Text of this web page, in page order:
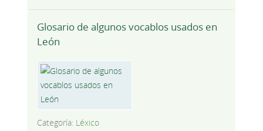
Glosario de algunos vocablos usados en
León
Categoría: Léxico